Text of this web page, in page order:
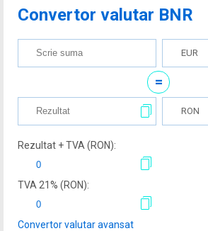
Convertor valutar BNR
EUR
=
RON
Rezultat + TVA (RON):
TVA 21% (RON):
Convertor valutar avansat